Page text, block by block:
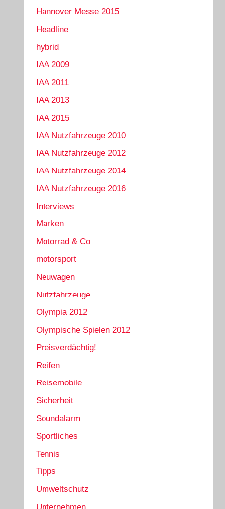
Hannover Messe 2015
Headline
hybrid
IAA 2009
IAA 2011
IAA 2013
IAA 2015
IAA Nutzfahrzeuge 2010
IAA Nutzfahrzeuge 2012
IAA Nutzfahrzeuge 2014
IAA Nutzfahrzeuge 2016
Interviews
Marken
Motorrad & Co
motorsport
Neuwagen
Nutzfahrzeuge
Olympia 2012
Olympische Spielen 2012
Preisverdächtig!
Reifen
Reisemobile
Sicherheit
Soundalarm
Sportliches
Tennis
Tipps
Umweltschutz
Unternehmen